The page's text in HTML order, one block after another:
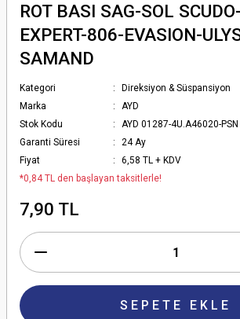
ROT BASI SAG-SOL
EXPERT-806-EVASION-
SAMAND
Kategori
Direksiyon & Süspansiyon
Marka
AYD
Stok Kodu
AYD 01287-4U.A46020-PSN
Garanti Süresi
24 Ay
Fiyat
6,58 TL + KDV
*0,84 TL den başlayan taksitlerle!
7,90 TL
SEPETE EKLE